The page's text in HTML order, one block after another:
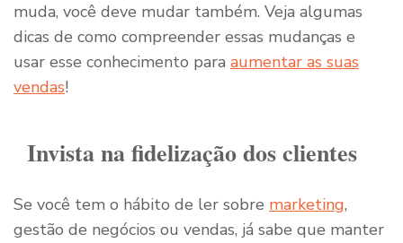
muda, você deve mudar também. Veja algumas
dicas de como compreender essas mudanças e
usar esse conhecimento para aumentar as suas
vendas!
Invista na fidelização dos clientes
Se você tem o hábito de ler sobre marketing,
gestão de negócios ou vendas, já sabe que manter